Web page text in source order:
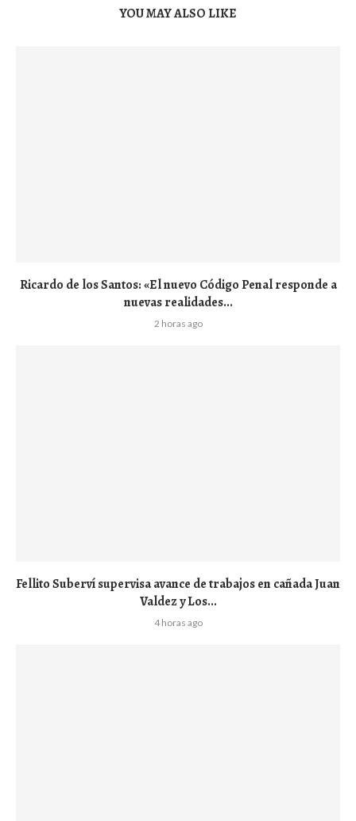
YOU MAY ALSO LIKE
Ricardo de los Santos: «El nuevo Código Penal responde a
nuevas realidades...
2 horas ago
Fellito Suberví supervisa avance de trabajos en cañada Juan
Valdez y Los...
4 horas ago